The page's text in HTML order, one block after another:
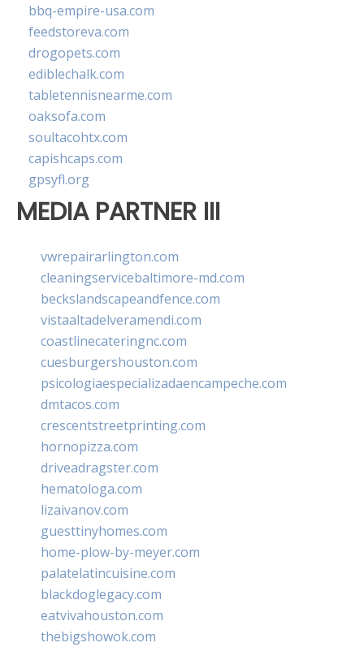
bbq-empire-usa.com
feedstoreva.com
drogopets.com
ediblechalk.com
tabletennisnearme.com
oaksofa.com
soultacohtx.com
capishcaps.com
gpsyfl.org
MEDIA PARTNER III
vwrepairarlington.com
cleaningservicebaltimore-md.com
beckslandscapeandfence.com
vistaaltadelveramendi.com
coastlinecateringnc.com
cuesburgershouston.com
psicologiaespecializadaencampeche.com
dmtacos.com
crescentstreetprinting.com
hornopizza.com
driveadragster.com
hematologa.com
lizaivanov.com
guesttinyhomes.com
home-plow-by-meyer.com
palatelatincuisine.com
blackdoglegacy.com
eatvivahouston.com
thebigshowok.com